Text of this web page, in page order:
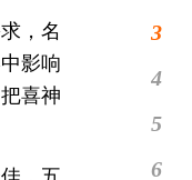
，名
影响
喜神
3
4
5
6